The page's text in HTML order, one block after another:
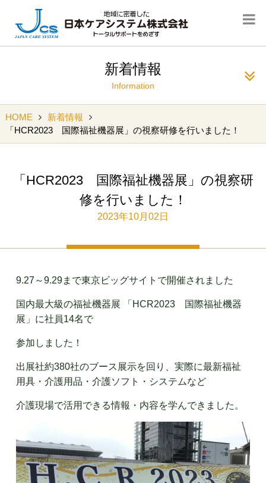
新着情報
Information
HOME
新着情報
「HCR2023 国際福祉機器展」の視察研修を行いました！
「HCR2023 国際福祉機器展」の視察研
修を行いました！
2023年10月02日
9.27～9.29まで東京ビッグサイトで開催されました
国内最大級の福祉機器展 「HCR2023 国際福祉機器
展」に社員14名で
参加しました！
出展社約380社のブース展示を回り、実際に最新福祉
用具・介護用品・介護ソフト・システムなど
介護現場で活用できる情報・内容を学んできました。